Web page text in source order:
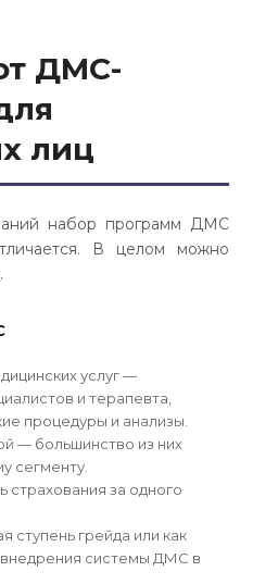
ДМС-
лиц
набор программ ДМС
В целом можно
услуг —
и терапевта,
процедуры и анализы.
— большинство из них
сегменту.
страхования за одного
ступень грейда или как
внедрения системы ДМС в